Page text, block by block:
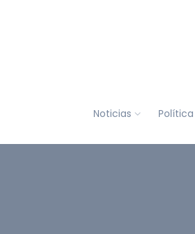
Noticias Política